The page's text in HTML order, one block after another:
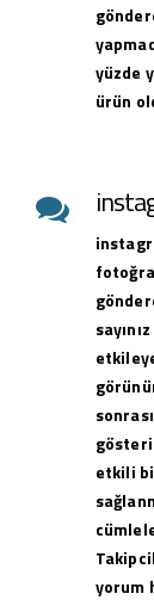
yüzde
ürün
etkili
yorum